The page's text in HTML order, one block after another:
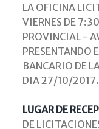
LA OFICINA
VIERNES DE
PROVINCIAL -
PRESENTANDO
BANCARIO DE
DIA 27/10/
LUGAR DE
DE